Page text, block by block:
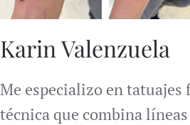
Karin Valenzuela
Me especializo en tatuajes
técnica que combina